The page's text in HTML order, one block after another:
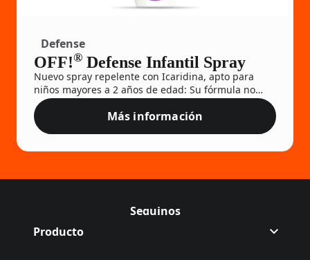
Defense
OFF!® Defense Infantil Spray
Nuevo spray repelente con Icaridina, apto para
niños mayores a 2 años de edad: Su fórmula no
grasa deja mejor sensación en la piel.
OFF!® Defense Infantil Spray
Más información
Seguinos
Follow Off on
(Opens in a new tab)
Follow Off on
(Opens in a new tab)
Producto